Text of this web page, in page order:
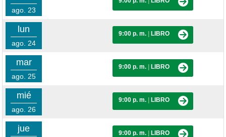
ago. 23
lun
ago. 24
9:00 p. m. LIBRO
mar
ago. 25
9:00 p. m. LIBRO
mié
ago. 26
9:00 p. m. LIBRO
jue 9:00 p. m. LIBRO